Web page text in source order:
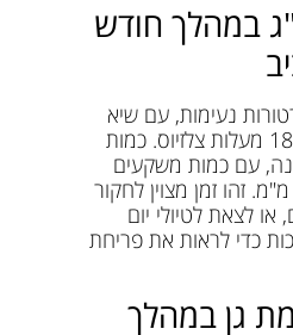
במהלך חודש
נעימות, עם שיא
ממוצע שנעים בין 18-20 מעלות צלזיוס. כמות
עם כמות משקעים
ממוצעת של כ-60-70 מ"מ. זהו זמן מצוין לחקור
או לצאת לטיולי יום
כדי לראות את פריחת
גן במהלך